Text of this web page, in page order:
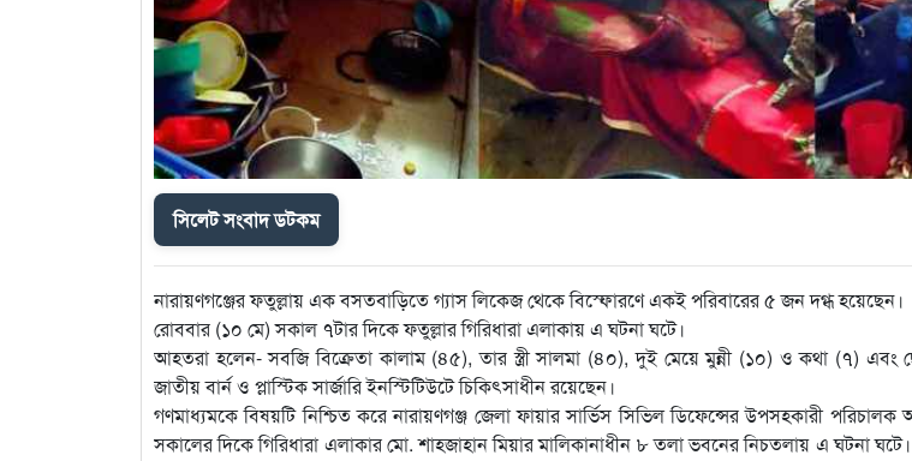
সিলেট সংবাদ ডটকম
নারায়ণগঞ্জের ফতুল্লায় এক বসতবাড়িতে গ্যাস লিকেজ থেকে বিস্ফোরণে একই পরিবারের ৫ জন দগ্ধ হয়েছেন।
রোববার (১০ মে) সকাল ৭টার দিকে ফতুল্লার গিরিধারা এলাকায় এ ঘটনা ঘটে।
আহতরা হলেন- সবজি বিক্রেতা কালাম (৪৫), তার স্ত্রী সালমা (৪০), দুই মেয়ে মুন্নী (১০) ও কথা (৭) এবং
জাতীয় বার্ন ও প্লাস্টিক সার্জারি ইনস্টিটিউটে চিকিৎসাধীন রয়েছেন।
গণমাধ্যমকে বিষয়টি নিশ্চিত করে নারায়ণগঞ্জ জেলা ফায়ার সার্ভিস সিভিল ডিফেন্সের উপসহকারী
সকালের দিকে গিরিধারা এলাকার মো. শাহজাহান মিয়ার মালিকানাধীন ৮ তলা ভবনের নিচতলায় এ ঘটনা